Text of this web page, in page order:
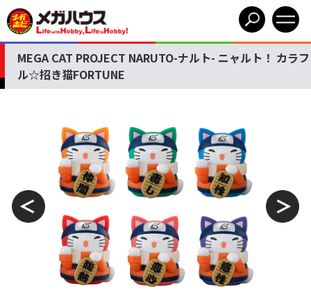
MEGA CAT PROJECT NARUTO-ナルト- ニャルト！ カラフ
ル☆招き猫FORTUNE